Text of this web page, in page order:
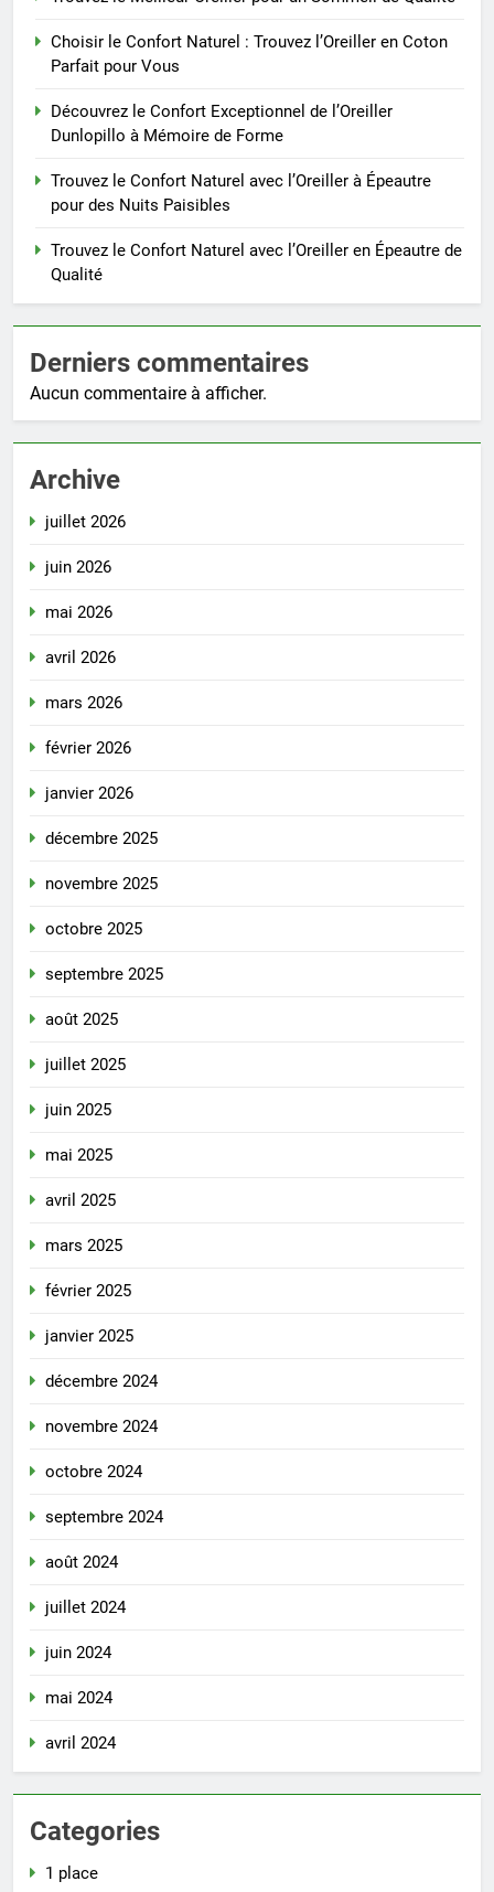
Choisir le Confort Naturel : Trouvez l’Oreiller en Coton
Parfait pour Vous
Découvrez le Confort Exceptionnel de l’Oreiller
Dunlopillo à Mémoire de Forme
Trouvez le Confort Naturel avec l’Oreiller à Épeautre
pour des Nuits Paisibles
Trouvez le Confort Naturel avec l’Oreiller en Épeautre de
Qualité
Derniers commentaires
Aucun commentaire à afficher.
Archive
juillet 2026
juin 2026
mai 2026
avril 2026
mars 2026
février 2026
janvier 2026
décembre 2025
novembre 2025
octobre 2025
septembre 2025
août 2025
juillet 2025
juin 2025
mai 2025
avril 2025
mars 2025
février 2025
janvier 2025
décembre 2024
novembre 2024
octobre 2024
septembre 2024
août 2024
juillet 2024
juin 2024
mai 2024
avril 2024
Categories
1 place